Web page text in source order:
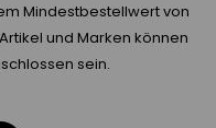
Mindestbestellwert von
und Marken können
sein.